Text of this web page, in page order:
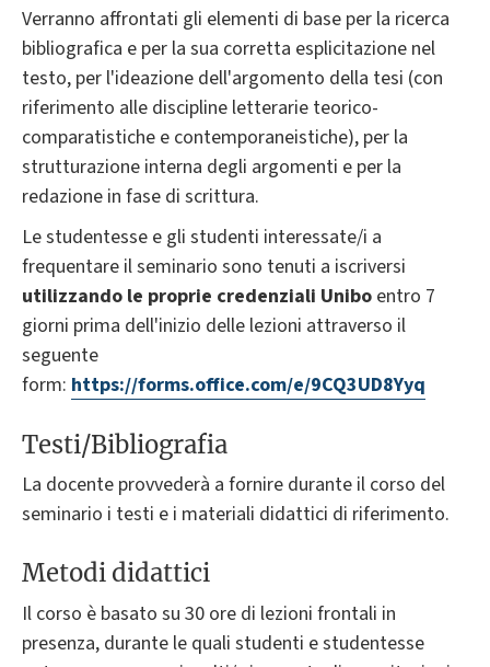
Verranno affrontati gli elementi di base per la ricerca
bibliografica e per la sua corretta esplicitazione nel
testo, per l'ideazione dell'argomento della tesi (con
riferimento alle discipline letterarie teorico-
comparatistiche e contemporaneistiche), per la
strutturazione interna degli argomenti e per la
redazione in fase di scrittura.
Le studentesse e gli studenti interessate/i a
frequentare il seminario sono tenuti a iscriversi
utilizzando le proprie credenziali Unibo entro 7
giorni prima dell'inizio delle lezioni attraverso il
seguente
form: https://forms.office.com/e/9CQ3UD8Yyq
Testi/Bibliografia
La docente provvederà a fornire durante il corso del
seminario i testi e i materiali didattici di riferimento.
Metodi didattici
Il corso è basato su 30 ore di lezioni frontali in
presenza, durante le quali studenti e studentesse